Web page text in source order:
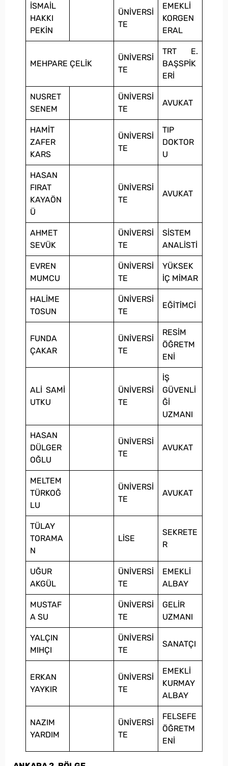
İSMAİL
HAKKI
PEKİN
ÜNİVERSİ
TE
EMEKLİ
KORGEN
ERAL
MEHPARE ÇELİK
ÜNİVERSİ
TE
TRT E.
BAŞSPİK
ERİ
NUSRET
SENEM
ÜNİVERSİ
TE
AVUKAT
HAMİT
ZAFER
KARS
ÜNİVERSİ
TE
TIP
DOKTOR
U
HASAN
FIRAT
KAYAÖN
Ü
ÜNİVERSİ
TE
AVUKAT
AHMET
SEVÜK
ÜNİVERSİ
TE
SİSTEM
ANALİSTİ
EVREN
MUMCU
ÜNİVERSİ
TE
YÜKSEK
İÇ MİMAR
HALİME
TOSUN
ÜNİVERSİ
TE
EĞİTİMCİ
FUNDA
ÇAKAR
ÜNİVERSİ
TE
RESİM
ÖĞRETM
ENİ
ALİ SAMİ
UTKU
ÜNİVERSİ
TE
İŞ
GÜVENLİ
Ğİ
UZMANI
HASAN
DÜLGER
OĞLU
ÜNİVERSİ
TE
AVUKAT
MELTEM
TÜRKOĞ
LU
ÜNİVERSİ
TE
AVUKAT
TÜLAY
TORAMA
N
LİSE
SEKRETE
R
UĞUR
AKGÜL
ÜNİVERSİ
TE
EMEKLİ
ALBAY
MUSTAF
A SU
ÜNİVERSİ
TE
GELİR
UZMANI
YALÇIN
MIHÇI
ÜNİVERSİ
TE
SANATÇI
ERKAN
YAYKIR
ÜNİVERSİ
TE
EMEKLİ
KURMAY
ALBAY
NAZIM
YARDIM
ÜNİVERSİ
TE
FELSEFE
ÖĞRETM
ENİ